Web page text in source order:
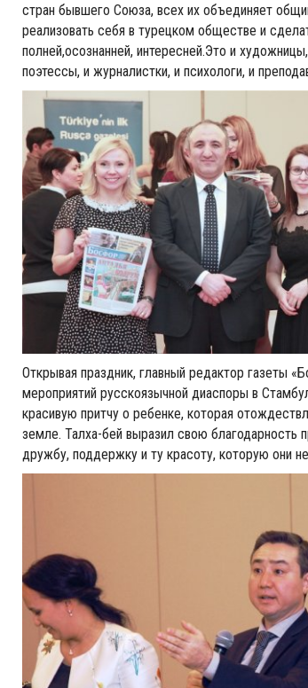
стран бывшего Союза, всех их объединяет
реализовать себя в турецком обществе и
полней,осознанней, интересней.Это и
поэтессы, и журналистки, и психологи, и
Открывая праздник, главный редактор газеты
мероприятий русскоязычной диаспоры в
красивую притчу о ребенке, которая
земле. Талха-бей выразил свою
дружбу, поддержку и ту красоту, которую они